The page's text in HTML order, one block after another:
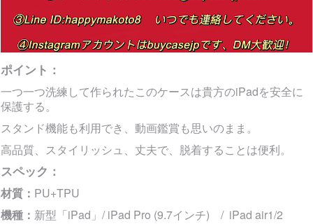
ポイント：
一つ一つ洗練して作られたこのケースは貴方のiPadを安全に
保護する。
スタンド機能も利用でき、動画鑑賞も思いのまま。
高品質、スタイリッシュ、丈夫で、脱着することは便利。
スペック：
材質： PU+TPU
機種： 新型「iPad」/ iPad Pro (9.7インチ) / iPad air1/2